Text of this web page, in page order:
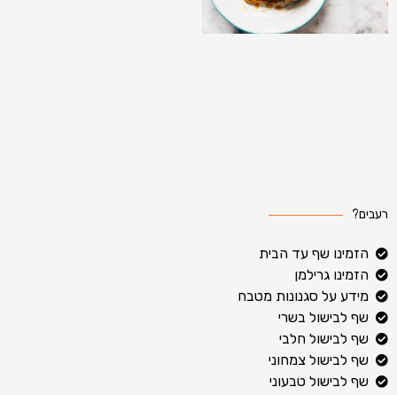
רעבים?
הזמינו שף עד הבית
הזמינו גרילמן
מידע על סגנונות מטבח
שף לבישול בשרי
שף לבישול חלבי
שף לבישול צמחוני
שף לבישול טבעוני